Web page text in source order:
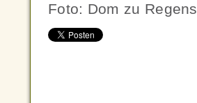
Foto: Dom zu